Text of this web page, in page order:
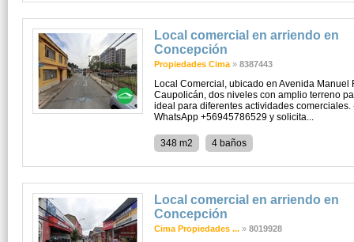
Local comercial en arriendo en
Concepción
Propiedades Cima » 8387443
Local Comercial, ubicado en Avenida
Caupolicán, dos niveles con amplio terreno
ideal para diferentes actividades comerciales.
WhatsApp +56945786529 y solicita...
348 m2 4 baños
Local comercial en arriendo en
Concepción
Cima Propiedades ... » 8019928